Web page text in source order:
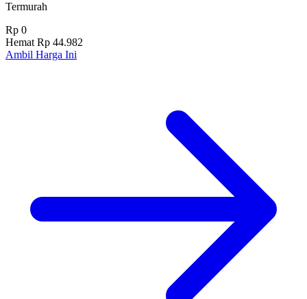
Termurah
Rp 0
Hemat Rp 44.982
Ambil Harga Ini